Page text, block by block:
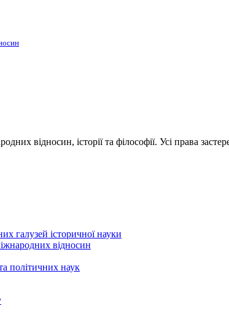
відносин, історії та філософії. Усі права
галузей історичної науки
відносин
політичних наук